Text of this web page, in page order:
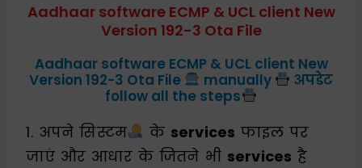
Aadhaar software ECMP & UCL client New
Version 192-3 Ota File
Aadhaar software ECMP & UCL client New
Version 192-3 Ota File
manually
अपडेट
follow all the steps
1. अपने सिस्टम के services फाइल पर
जाएं और आधार के जितने भी services है